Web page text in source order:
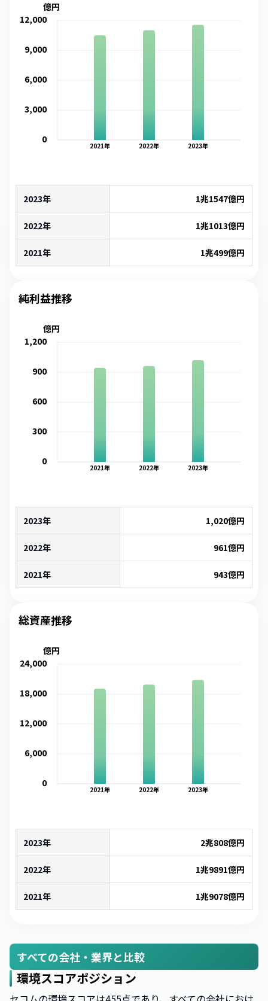
2021年 2022年 2023年
0
3,000
6,000
9,000
12,000
億円
2023年 1兆1547億円
2022年 1兆1013億円
2021年 1兆499億円
純利益推移
2021年 2022年 2023年
0
300
600
900
1,200
億円
2023年 1,020億円
2022年 961億円
2021年 943億円
総資産推移
2021年 2022年 2023年
0
6,000
12,000
18,000
24,000
億円
2023年 2兆808億円
2022年 1兆9891億円
2021年 1兆9078億円
すべての会社・業界と比較
環境スコアポジション